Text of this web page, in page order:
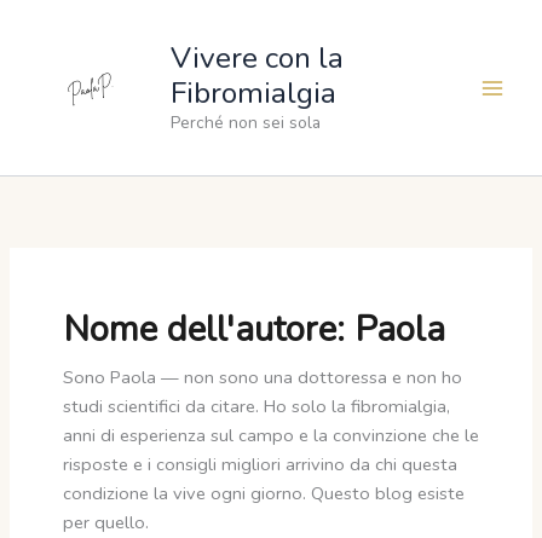
Vivere con la
Fibromialgia
Perché non sei sola
Nome dell'autore: Paola
Sono Paola — non sono una dottoressa e non ho
studi scientifici da citare. Ho solo la fibromialgia,
anni di esperienza sul campo e la convinzione che le
risposte e i consigli migliori arrivino da chi questa
condizione la vive ogni giorno. Questo blog esiste
per quello.